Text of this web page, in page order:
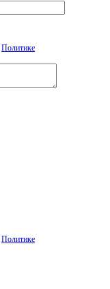
Политике
Политике